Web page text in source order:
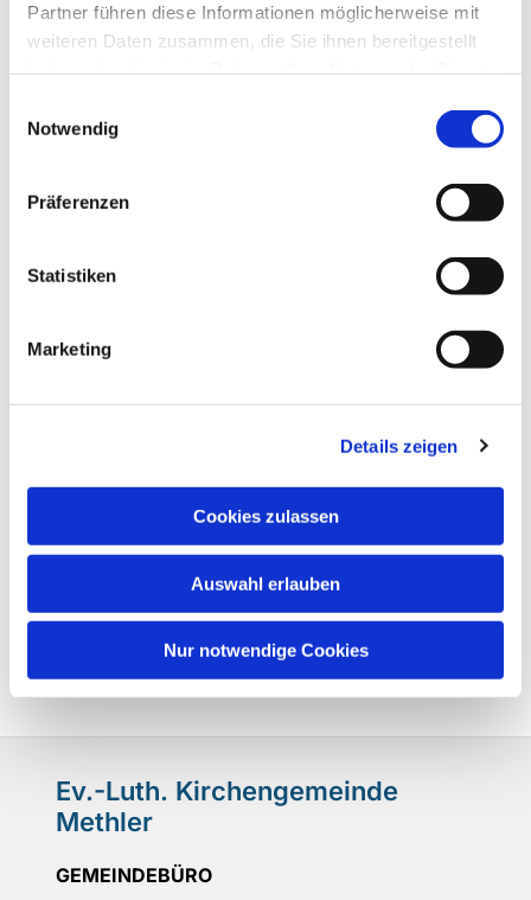
Partner führen diese Informationen möglicherweise mit
weiteren Daten zusammen, die Sie ihnen bereitgestellt
Notwendig
Präferenzen
Statistiken
Marketing
Details zeigen
Cookies zulassen
Auswahl erlauben
Nur notwendige Cookies
Dies könnte Sie auch
interessieren
Ev.-Luth. Kirchengemeinde
Methler
GEMEINDEBÜRO